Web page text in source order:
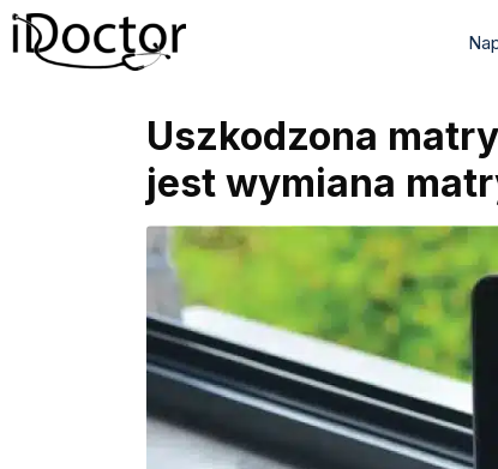
Uszkodzona
jest wymiana